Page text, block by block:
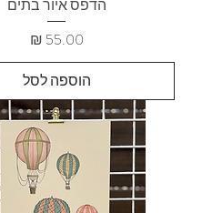
הדפס איור בתים
מחיר
הוספה לסל